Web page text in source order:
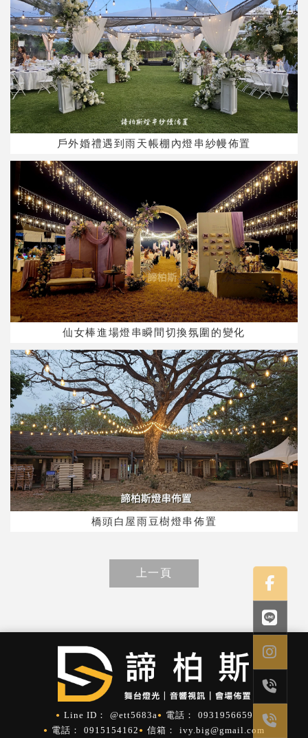
戶外婚禮遇到雨天帳棚內燈串紗幔佈置
仙女棒進場燈串瞬間切換氛圍的變化
橋頭白屋雨豆樹燈串佈置
上一頁
@ett5683a
0931956659
0915154162
ivy.big@gmail.com